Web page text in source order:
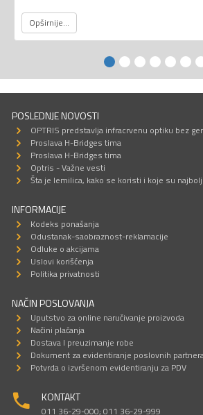
Opširnije...
POSLEDNJE NOVOSTI
OPTRIS predstavlja infracrvenu optiku bez
Proslava H-Bridges tima
Proslava H-Bridges tima
Optris - Važne vesti
Šta je lemilica, kako se koristi i koje su
INFORMACIJE
Kodeks ponašanja
Odustanak-saobraznost-reklamacije
Odluke o akcijama
Uslovi korišćenja
Politika privatnosti
NAČIN POSLOVANJA
Uputstvo za online naručivanje proizvoda
Načini plaćanja
Dostava I preuzimanje robe
Dokument za evidentiranje poslovnih
Potvrda o izvršenom evidentiranju za PDV
KONTAKT
011 36-29-000; 011 36-29-999